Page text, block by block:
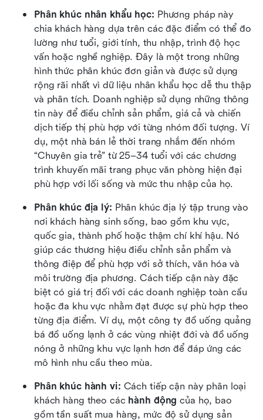
Phân khúc nhân khẩu học: Phương pháp này
chia khách hàng dựa trên các đặc điểm có thể đo
lường như tuổi, giới tính, thu nhập, trình độ học
vấn hoặc nghề nghiệp. Đây là một trong những
hình thức phân khúc đơn giản và được sử dụng
rộng rãi nhất vì dữ liệu nhân khẩu học dễ thu thập
và phân tích. Doanh nghiệp sử dụng những thông
tin này để điều chỉnh sản phẩm, giá cả và chiến
dịch tiếp thị phù hợp với từng nhóm đối tượng. Ví
dụ, một nhà bán lẻ thời trang nhắm đến nhóm
“Chuyên gia trẻ” từ 25–34 tuổi với các chương
trình khuyến mãi trang phục văn phòng hiện đại
phù hợp với lối sống và mức thu nhập của họ.
Phân khúc địa lý: Phân khúc địa lý tập trung vào
nơi khách hàng sinh sống, bao gồm khu vực,
quốc gia, thành phố hoặc thậm chí khí hậu. Nó
giúp các thương hiệu điều chỉnh sản phẩm và
thông điệp để phù hợp với sở thích, văn hóa và
môi trường địa phương. Cách tiếp cận này đặc
biệt có giá trị đối với các doanh nghiệp toàn cầu
hoặc đa khu vực nhằm đạt được sự phù hợp theo
từng địa điểm. Ví dụ, một công ty đồ uống quảng
bá đồ uống lạnh ở các vùng nhiệt đới và đồ uống
nóng ở những khu vực lạnh hơn để đáp ứng các
mô hình nhu cầu theo mùa.
Phân khúc hành vi: Cách tiếp cận này phân loại
khách hàng theo các hành động của họ, bao
gồm tần suất mua hàng, mức độ sử dụng sản